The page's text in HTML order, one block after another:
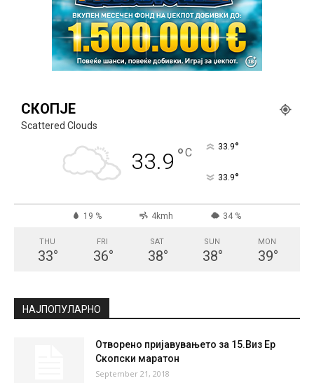
СКОПЈЕ
Scattered Clouds
33.9 °C 33.9°
33.9°
19 % 4kmh 34 %
THU
33°
FRI
36°
SAT
38°
SUN
38°
MON
39°
НАЈПОПУЛАРНО
Отворено пријавувањето за 15.Виз Ер
Скопски маратон
September 21, 2018